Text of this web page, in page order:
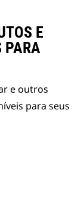
E
PARA
e outros
para seus